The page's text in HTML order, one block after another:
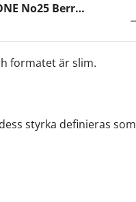
No25 Berry
formatet är slim.
styrka definieras som